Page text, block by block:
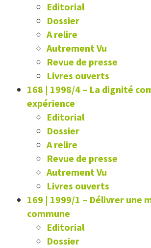
Editorial
Dossier
A relire
Autrement Vu
Revue de presse
Livres ouverts
168 | 1998/4 – La dignité
expérience
Editorial
Dossier
A relire
Revue de presse
Autrement Vu
Livres ouverts
169 | 1999/1 – Délivrer une
commune
Editorial
Dossier